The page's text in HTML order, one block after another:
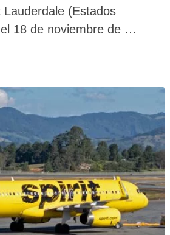
Lauderdale (Estados
18 de noviembre de …